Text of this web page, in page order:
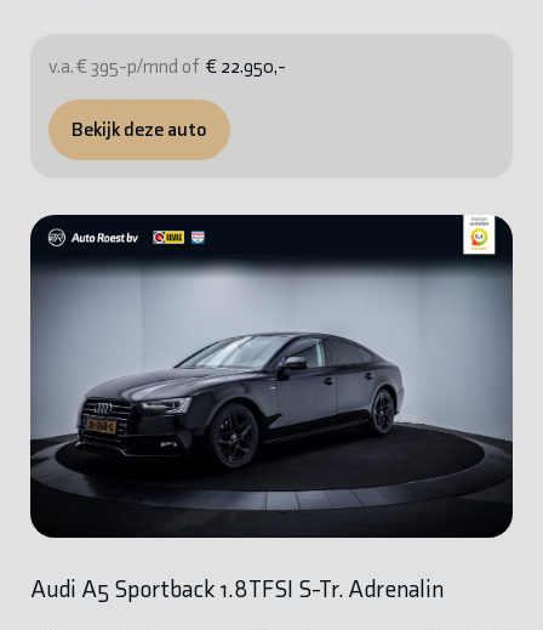
v.a. € 395-p/mnd of € 22.950,-
Bekijk deze auto
Audi A5 Sportback 1.8TFSI S-Tr. Adrenalin